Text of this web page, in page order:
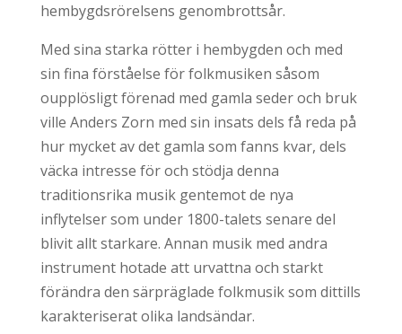
hembygdsrörelsens genombrottsår.
Med sina starka rötter i hembygden och med
sin fina förståelse för folkmusiken såsom
oupplösligt förenad med gamla seder och bruk
ville Anders Zorn med sin insats dels få reda på
hur mycket av det gamla som fanns kvar, dels
väcka intresse för och stödja denna
traditionsrika musik gentemot de nya
inflytelser som under 1800-talets senare del
blivit allt starkare. Annan musik med andra
instrument hotade att urvattna och starkt
förändra den särpräglade folkmusik som dittills
karakteriserat olika landsändar.